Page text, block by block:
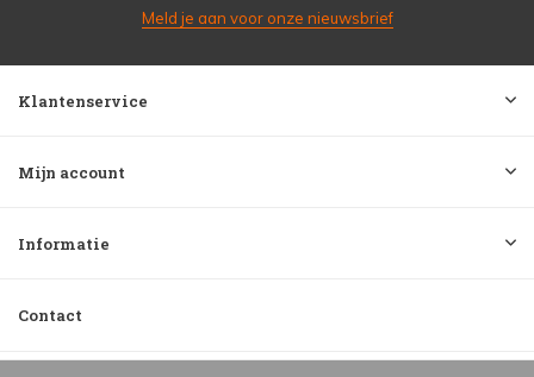
Meld je aan voor onze nieuwsbrief
Klantenservice
Mijn account
Informatie
Contact